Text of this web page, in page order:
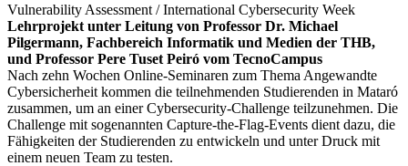
Vulnerability Assessment / International Cybersecurity Week
Lehrprojekt unter Leitung von Professor Dr. Michael
Pilgermann, Fachbereich Informatik und Medien der THB,
und Professor Pere Tuset Peiró vom TecnoCampus
Nach zehn Wochen Online-Seminaren zum Thema Angewandte
Cybersicherheit kommen die teilnehmenden Studierenden in Mataró
zusammen, um an einer Cybersecurity-Challenge teilzunehmen. Die
Challenge mit sogenannten Capture-the-Flag-Events dient dazu, die
Fähigkeiten der Studierenden zu entwickeln und unter Druck mit
einem neuen Team zu testen.